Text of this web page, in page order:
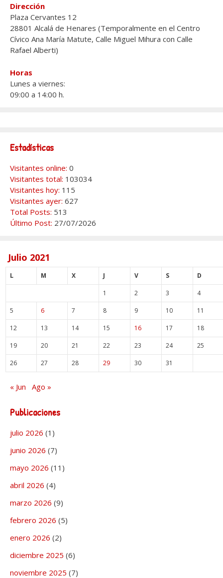
Dirección
Plaza Cervantes 12
28801 Alcalá de Henares (Temporalmente en el Centro
Cívico Ana María Matute, Calle Miguel Mihura con Calle
Rafael Alberti)
Horas
Lunes a viernes:
09:00 a 14:00 h.
Estadísticas
Visitantes online: 0
Visitantes total: 103034
Visitantes hoy: 115
Visitantes ayer: 627
Total Posts: 513
Último Post: 27/07/2026
Julio 2021
L M X J V S D
1 2 3 4
5 6 7 8 9 10 11
12 13 14 15 16 17 18
19 20 21 22 23 24 25
26 27 28 29 30 31
« Jun Ago »
Publicaciones
julio 2026 (1)
junio 2026 (7)
mayo 2026 (11)
abril 2026 (4)
marzo 2026 (9)
febrero 2026 (5)
enero 2026 (2)
diciembre 2025 (6)
noviembre 2025 (7)